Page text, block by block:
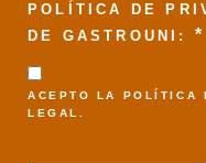
POLÍTICA DE
DE GASTROUNI: *
ACEPTO LA POLÍTICA
LEGAL